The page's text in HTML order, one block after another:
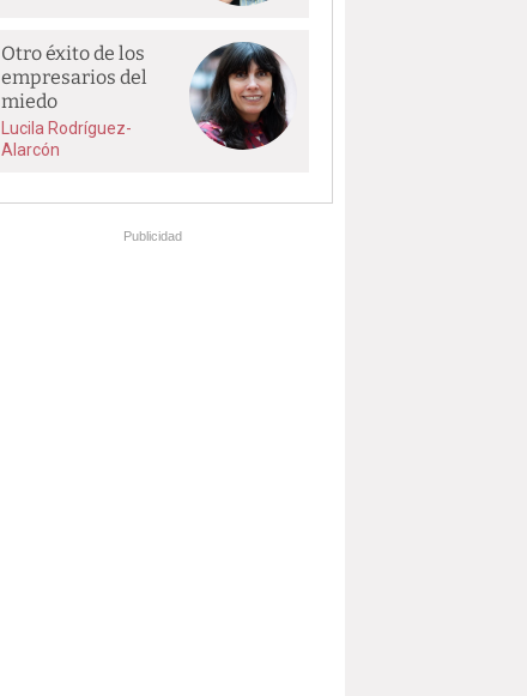
Otro éxito de los
empresarios del
miedo
Lucila Rodríguez-
Alarcón
Publicidad